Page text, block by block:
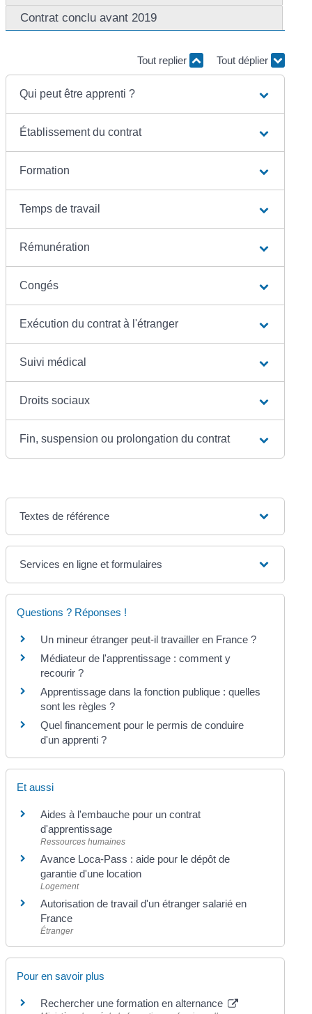
Contrat conclu avant 2019
Tout replier Tout déplier
Qui peut être apprenti ?
Établissement du contrat
Formation
Temps de travail
Rémunération
Congés
Exécution du contrat à l'étranger
Suivi médical
Droits sociaux
Fin, suspension ou prolongation du contrat
Textes de référence
Services en ligne et formulaires
Questions ? Réponses !
Un mineur étranger peut-il travailler en France ?
Médiateur de l'apprentissage : comment y
recourir ?
Apprentissage dans la fonction publique : quelles
sont les règles ?
Quel financement pour le permis de conduire
d'un apprenti ?
Et aussi
Aides à l'embauche pour un contrat
d'apprentissage
Ressources humaines
Avance Loca-Pass : aide pour le dépôt de
garantie d'une location
Logement
Autorisation de travail d'un étranger salarié en
France
Étranger
Pour en savoir plus
Rechercher une formation en alternance